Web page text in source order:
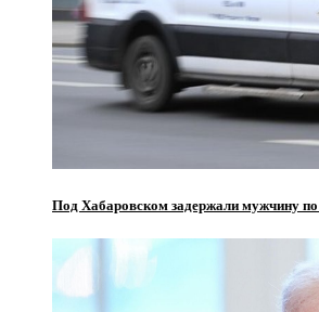
Под Хабаровском задержали мужчину